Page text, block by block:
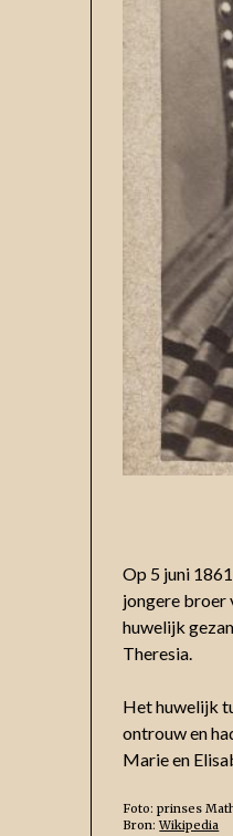
Op 5 juni
jongere broer
huwelijk
Theresia.
Het huwelijk
ontrouw en
Marie en
Foto: prinses
Bron:Wikipedia